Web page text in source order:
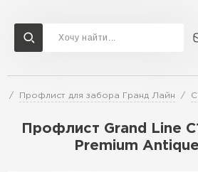
Профлист для забора Гранд Лайн
Профлист Grand Line
Premium
Доставка и оплата Акции О
Перейти в каталог